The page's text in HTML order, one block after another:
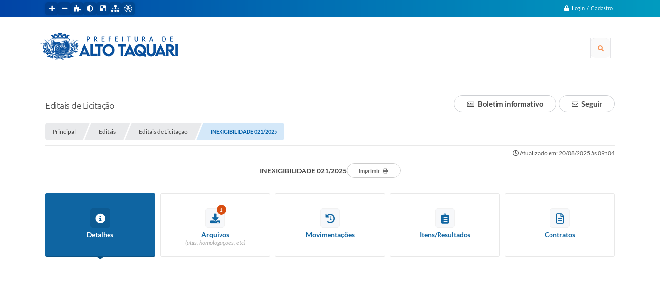
Login / Cadastro
Editais de Licitação Seguir
Boletim informativo
Principal Editais Editais de Licitação INEXIGIBILIDADE 021/2025
Atualizado em: 20/08/2025 às 09h04
INEXIGIBILIDADE 021/2025 Imprimir
Detalhes
1
Arquivos
(atas, homologações, etc)
Movimentações Itens/Resultados Contratos